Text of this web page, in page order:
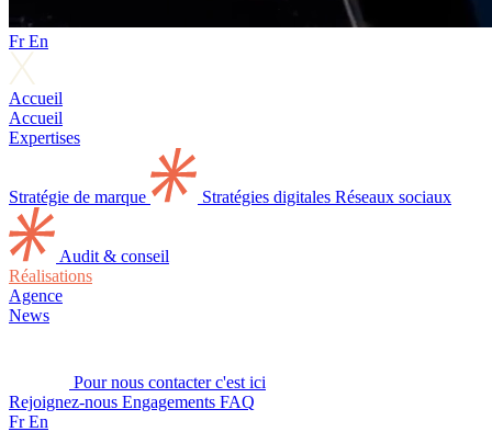
FrEn
Accueil
Accueil
Expertises
Stratégie de marque Stratégies digitales Réseaux sociaux
Audit & conseil
Réalisations
Agence
News
Pour nous contacter c'est ici
Rejoignez-nous Engagements FAQ
FrEn